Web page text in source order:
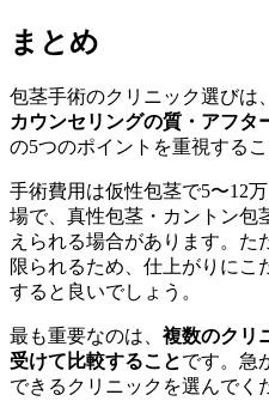
まとめ
包茎手術のクリニック選びは、
カウンセリングの質・アフタ
の5つのポイントを重視するこ
手術費用は仮性包茎で5〜12
場で、真性包茎・カントン包
えられる場合があります。
限られるため、仕上がりにこ
すると良いでしょう。
最も重要なのは、 複数のクリ
受けて比較することです。急
できるクリニックを選んでく